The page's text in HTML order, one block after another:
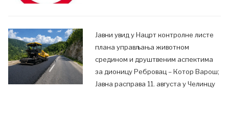
Јавни увид у Нацрт контролне листе
плана управљања животном
средином и друштвеним аспектима
за дионицу Ребровац – Котор Варош;
Јавна расправа 11. августа у Челинцу